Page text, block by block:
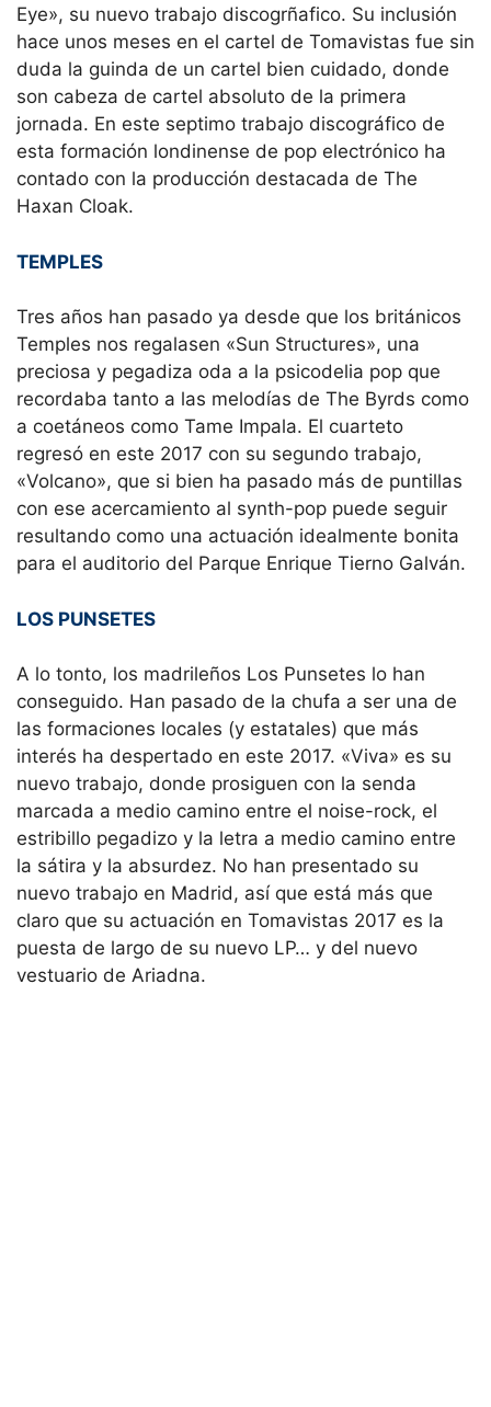
Eye», su nuevo trabajo discogrñafico. Su inclusión
hace unos meses en el cartel de Tomavistas fue sin
duda la guinda de un cartel bien cuidado, donde
son cabeza de cartel absoluto de la primera
jornada. En este septimo trabajo discográfico de
esta formación londinense de pop electrónico ha
contado con la producción destacada de The
Haxan Cloak.
TEMPLES
Tres años han pasado ya desde que los británicos
Temples nos regalasen «Sun Structures», una
preciosa y pegadiza oda a la psicodelia pop que
recordaba tanto a las melodías de The Byrds como
a coetáneos como Tame Impala. El cuarteto
regresó en este 2017 con su segundo trabajo,
«Volcano», que si bien ha pasado más de puntillas
con ese acercamiento al synth-pop puede seguir
resultando como una actuación idealmente bonita
para el auditorio del Parque Enrique Tierno Galván.
LOS PUNSETES
A lo tonto, los madrileños Los Punsetes lo han
conseguido. Han pasado de la chufa a ser una de
las formaciones locales (y estatales) que más
interés ha despertado en este 2017. «Viva» es su
nuevo trabajo, donde prosiguen con la senda
marcada a medio camino entre el noise-rock, el
estribillo pegadizo y la letra a medio camino entre
la sátira y la absurdez. No han presentado su
nuevo trabajo en Madrid, así que está más que
claro que su actuación en Tomavistas 2017 es la
puesta de largo de su nuevo LP… y del nuevo
vestuario de Ariadna.